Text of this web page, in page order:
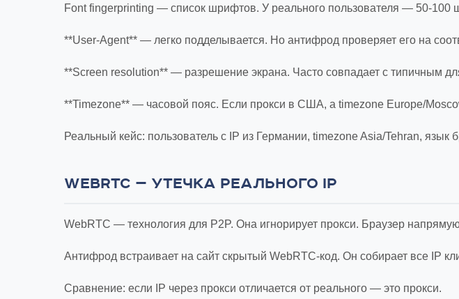
Font fingerprinting — список шрифтов. У реального пользователя — 50-100
**User-Agent** — легко подделывается. Но антифрод проверяет его на
**Screen resolution** — разрешение экрана. Часто совпадает с типичным
**Timezone** — часовой пояс. Если прокси в США, а timezone Europe/
Реальный кейс: пользователь с IP из Германии, timezone Asia/Tehran,
WEBRTC — УТЕЧКА РЕАЛЬНОГО IP
WebRTC — технология для P2P. Она игнорирует прокси. Браузер
Антифрод встраивает на сайт скрытый WebRTC-код. Он собирает все IP
Сравнение: если IP через прокси отличается от реального — это прокси.